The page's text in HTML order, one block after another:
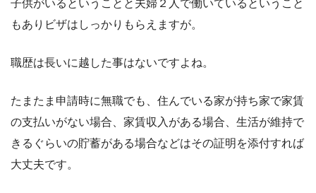
子供がいるということと夫婦２人で働いているということ
もありビザはしっかりもらえますが。
職歴は長いに越した事はないですよね。
たまたま申請時に無職でも、住んでいる家が持ち家で家賃
の支払いがない場合、家賃収入がある場合、生活が維持で
きるぐらいの貯蓄がある場合などはその証明を添付すれば
大丈夫です。